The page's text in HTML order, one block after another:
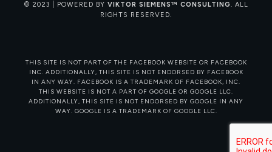
© 2023 | POWERED BY VIKTOR SIEMENS™ CONSULTING. ALL
RIGHTS RESERVED.
THIS SITE IS NOT PART OF THE FACEBOOK WEBSITE OR FACEBOOK
INC. ADDITIONALLY, THIS SITE IS NOT ENDORSED BY FACEBOOK
IN ANY WAY. FACEBOOK IS A TRADEMARK OF FACEBOOK, INC.
THIS WEBSITE IS NOT A PART OF GOOGLE OR GOOGLE LLC.
ADDITIONALLY, THIS SITE IS NOT ENDORSED BY GOOGLE IN ANY
WAY. GOOGLE IS A TRADEMARK OF GOOGLE LLC.